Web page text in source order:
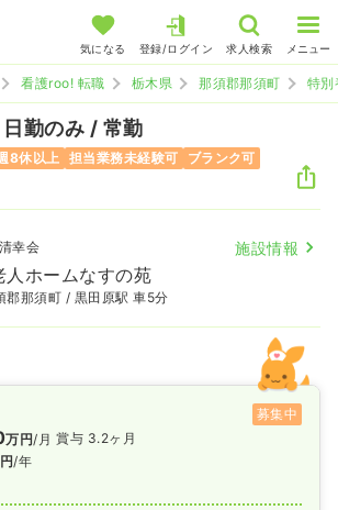
気になる 登録/ログイン 求人検索 メニュー
看護roo! 転職 栃木県 那須郡那須町 特別
日勤のみ / 常勤
8休以上 担当業務未経験可
ブランク可
幸会 施設情報
人ホームなすの苑
郡那須町 / 黒田原駅 車5分
募集中
万円/月
/年
賞与 3.2ヶ月